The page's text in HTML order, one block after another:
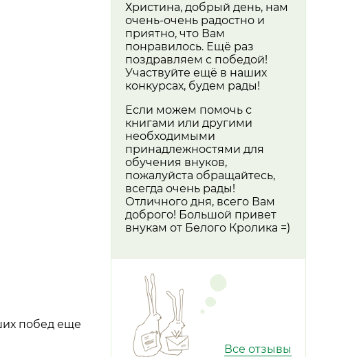
побед еще
Христина, добрый день, нам
очень-очень радостно и
приятно, что Вам
понравилось. Ещё раз
поздравляем с победой!
Участвуйте ещё в наших
конкурсах, будем рады!
Если можем помочь с
книгами или другими
необходимыми
принадлежностями для
обучения внуков,
пожалуйста обращайтесь,
всегда очень рады!
Отличного дня, всего Вам
доброго! Большой привет
внукам от Белого Кролика =)
Все отзывы